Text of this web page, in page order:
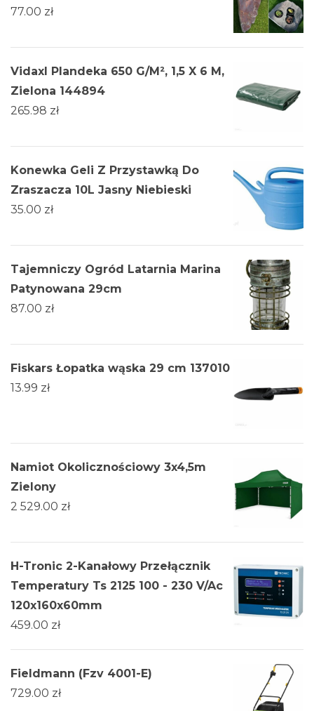
77.00 zł
Vidaxl Plandeka 650 G/M², 1,5 X 6 M,
Zielona 144894
265.98 zł
Konewka Geli Z Przystawką Do
Zraszacza 10L Jasny Niebieski
35.00 zł
Tajemniczy Ogród Latarnia Marina
Patynowana 29cm
87.00 zł
Fiskars Łopatka wąska 29 cm 137010
13.99 zł
Namiot Okolicznościowy 3x4,5m
Zielony
2 529.00 zł
H-Tronic 2-Kanałowy Przełącznik
Temperatury Ts 2125 100 - 230 V/Ac
120x160x60mm
459.00 zł
Fieldmann (Fzv 4001-E)
729.00 zł